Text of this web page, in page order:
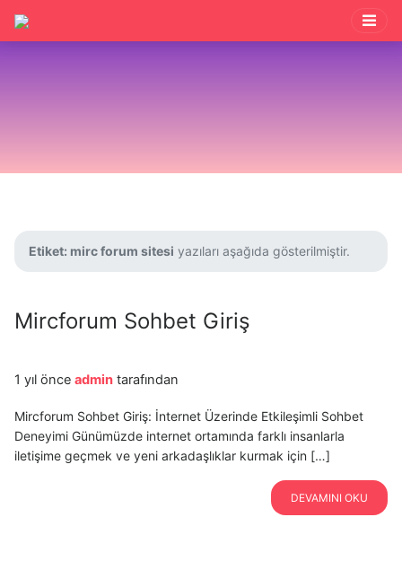
Etiket: mirc forum sitesi yazıları aşağıda gösterilmiştir.
Mircforum Sohbet Giriş
1 yıl önce admin tarafından
Mircforum Sohbet Giriş: İnternet Üzerinde Etkileşimli Sohbet
Deneyimi Günümüzde internet ortamında farklı insanlarla
iletişime geçmek ve yeni arkadaşlıklar kurmak için […]
DEVAMINI OKU